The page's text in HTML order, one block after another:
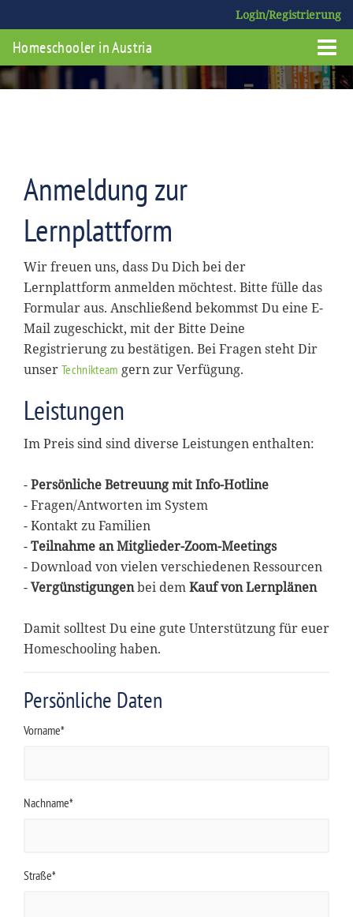
Login/Registrierung
Homeschooler in Austria
Anmeldung zur
Lernplattform
Wir freuen uns, dass Du Dich bei der
Lernplattform anmelden möchtest. Bitte fülle das
Formular aus. Anschließend bekommst Du eine E-
Mail zugeschickt, mit der Bitte Deine
Registrierung zu bestätigen. Bei Fragen steht Dir
unser Technikteam gern zur Verfügung.
Leistungen
Im Preis sind sind diverse Leistungen enthalten:
-Persönliche Betreuung mit Info-Hotline
- Fragen/Antworten im System
- Kontakt zu Familien
-Teilnahme an Mitglieder-Zoom-Meetings
- Download von vielen verschiedenen Ressourcen
-Vergünstigungenbei demKauf von Lernplänen
Damit solltest Du eine gute Unterstützung für euer
Homeschooling haben.
Persönliche Daten
Vorname*
Nachname*
Straße*